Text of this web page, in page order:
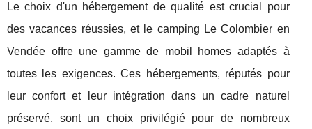
Le choix d'un hébergement de qualité est crucial pour
des vacances réussies, et le camping Le Colombier en
Vendée offre une gamme de mobil homes adaptés à
toutes les exigences. Ces hébergements, réputés pour
leur confort et leur intégration dans un cadre naturel
préservé, sont un choix privilégié pour de nombreux